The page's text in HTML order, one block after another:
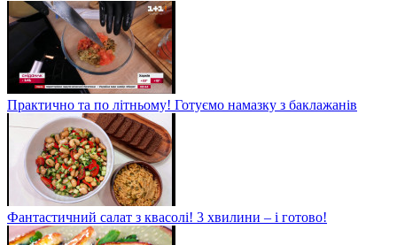
Практично та по літньому! Готуємо намазку з баклажанів
Фантастичний салат з квасолі! 3 хвилини – і готово!